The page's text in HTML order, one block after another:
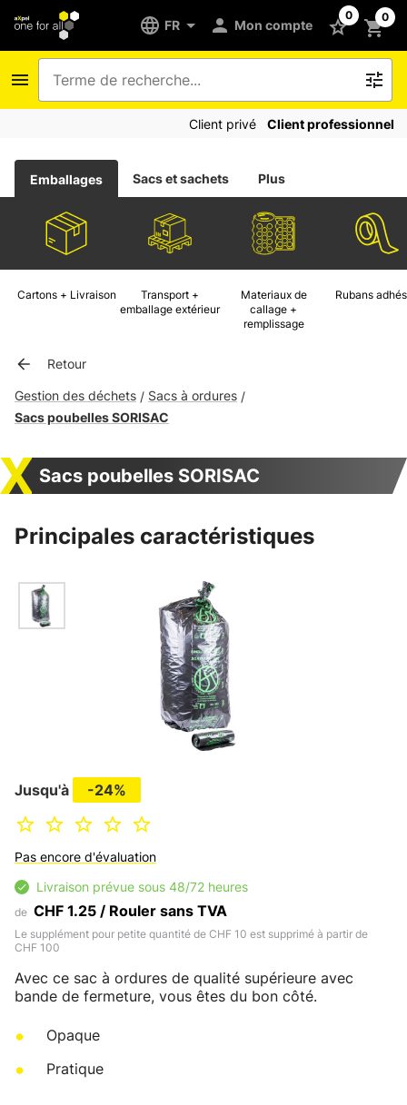
FR Mon compte
0 0
Client privé Client professionnel
Emballages Sacs et sachets Plus
Cartons + Livraison
Transport +
emballage extérieur
Materiaux de
callage +
remplissage
Rubans
Retour
Gestion des déchets / Sacs à ordures /
Sacs poubelles SORISAC
Sacs poubelles SORISAC
Principales caractéristiques
Jusqu'à -24%
Pas encore d'évaluation
Livraison prévue sous 48/72 heures
de CHF 1.25 / Rouler sans TVA
Le supplément pour petite quantité de CHF 10 est supprimé à partir de
CHF 100
Avec ce sac à ordures de qualité supérieure avec
bande de fermeture, vous êtes du bon côté.
Opaque
Pratique